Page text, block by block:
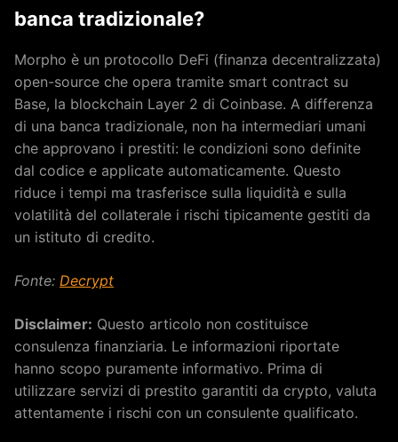
banca tradizionale?
Morpho è un protocollo DeFi (finanza decentralizzata)
open-source che opera tramite smart contract su
Base, la blockchain Layer 2 di Coinbase. A differenza
di una banca tradizionale, non ha intermediari umani
che approvano i prestiti: le condizioni sono definite
dal codice e applicate automaticamente. Questo
riduce i tempi ma trasferisce sulla liquidità e sulla
volatilità del collaterale i rischi tipicamente gestiti da
un istituto di credito.
Fonte: Decrypt
Disclaimer: Questo articolo non costituisce
consulenza finanziaria. Le informazioni riportate
hanno scopo puramente informativo. Prima di
utilizzare servizi di prestito garantiti da crypto, valuta
attentamente i rischi con un consulente qualificato.